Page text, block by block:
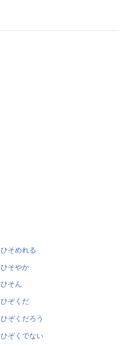
ひそめれる
ひそやか
ひそん
ひぞくだ
ひぞくだろう
ひぞくでない